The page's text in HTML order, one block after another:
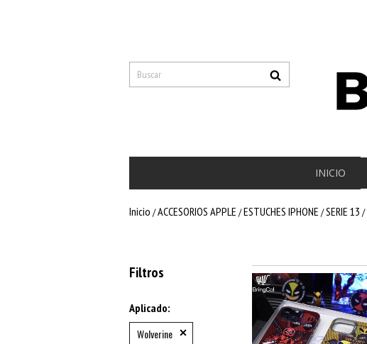
INICIO
Inicio /ACCESORIOS APPLE /ESTUCHES IPHONE /SERIE 13 /
Filtros
Aplicado:
Wolverine